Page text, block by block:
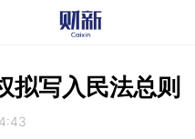
拟写入民法总则